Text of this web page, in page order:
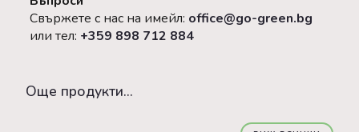
Свържете с нас на имейл: office@go-green.bg
или тел: +359 898 712 884
Oще продукти...